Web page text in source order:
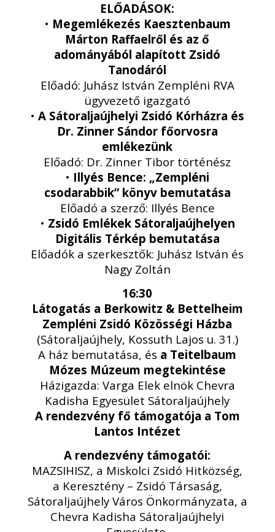
ELŐADÁSOK:
• Megemlékezés Kaesztenbaum
Márton Raffaelről és az ő
adományából alapított Zsidó
Tanodáról
Előadó: Juhász István Zempléni RVA
ügyvezető igazgató
•A Sátoraljaújhelyi Zsidó Kórházra és
Dr. Zinner Sándor főorvosra
emlékezünk
Előadó: Dr. Zinner Tibor történész
• Illyés Bence: „Zempléni
csodarabbik” könyv bemutatása
Előadó a szerző: Illyés Bence
• Zsidó Emlékek Sátoraljaújhelyen
Digitális Térkép bemutatása
Előadók a szerkesztők: Juhász István és
Nagy Zoltán
16:30
Látogatás a Berkowitz & Bettelheim
Zempléni Zsidó Közösségi Házba
(Sátoraljaújhely, Kossuth Lajos u. 31.)
A ház bemutatása, és a Teitelbaum
Mózes Múzeum megtekintése
Házigazda: Varga Elek elnök Chevra
Kadisha Egyesület Sátoraljaújhely
A rendezvény fő támogatója a Tom
Lantos Intézet
A rendezvény támogatói:
MAZSIHISZ, a Miskolci Zsidó Hitközség,
a Keresztény – Zsidó Társaság,
Sátoraljaújhely Város Önkormányzata, a
Chevra Kadisha Sátoraljaújhelyi